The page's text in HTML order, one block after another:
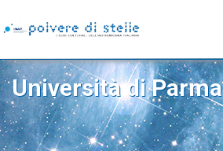
Università di Parma